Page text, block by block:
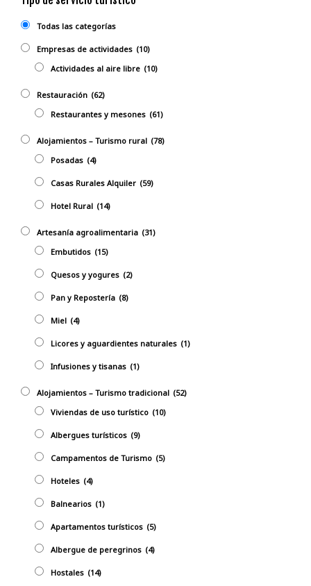
Todas las categorías
Empresas de actividades (10)
Actividades al aire libre (10)
Restauración (62)
Restaurantes y mesones (61)
Alojamientos – Turismo rural (78)
Posadas (4)
Casas Rurales Alquiler (59)
Hotel Rural (14)
Artesanía agroalimentaria (31)
Embutidos (15)
Quesos y yogures (2)
Pan y Repostería (8)
Miel (4)
Licores y aguardientes naturales (1)
Infusiones y tisanas (1)
Alojamientos – Turismo tradicional (52)
Viviendas de uso turístico (10)
Albergues turísticos (9)
Campamentos de Turismo (5)
Hoteles (4)
Balnearios (1)
Apartamentos turísticos (5)
Albergue de peregrinos (4)
Hostales (14)